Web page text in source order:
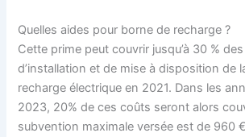
Quelles aides pour borne de recharge ?
Cette prime peut couvrir jusqu’à 30 %
d’installation et de mise à disposition de
recharge électrique en 2021. Dans les
2023, 20% de ces coûts seront alors
subvention maximale versée est de 960